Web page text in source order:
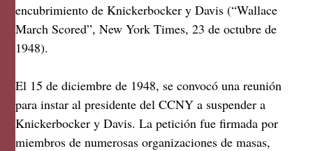
encubrimiento de Knickerbocker y Davis (“Wallace
March Scored”, New York Times, 23 de octubre de
1948).
El 15 de diciembre de 1948, se convocó una reunión
para instar al presidente del CCNY a suspender a
Knickerbocker y Davis. La petición fue firmada por
miembros de numerosas organizaciones de masas,